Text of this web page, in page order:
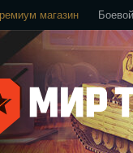
магазин